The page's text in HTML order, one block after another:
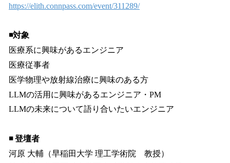
https://elith.connpass.com/event/311289/
◾️対象
医療系に興味があるエンジニア
医療従事者
医学物理や放射線治療に興味のある方
LLMの活用に興味があるエンジニア・PM
LLMの未来について語り合いたいエンジニア
◾️ 登壇者
河原 大輔（早稲田大学 理工学術院 教授）